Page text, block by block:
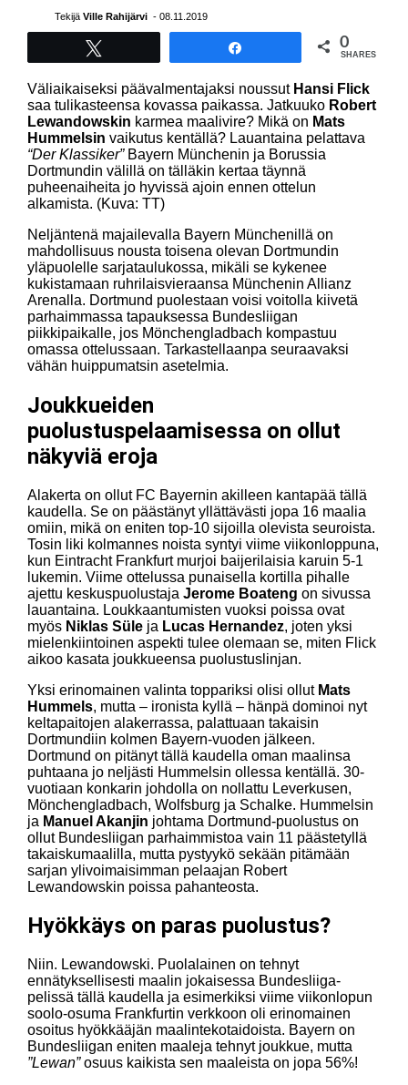
Tekijä Ville Rahijärvi - 08.11.2019
0
SHARES
Väliaikaiseksi päävalmentajaksi noussut Hansi Flick
saa tulikasteensa kovassa paikassa. Jatkuuko Robert
Lewandowskin karmea maalivire? Mikä on Mats
Hummelsin vaikutus kentällä? Lauantaina pelattava
“Der Klassiker”Bayern Münchenin ja Borussia
Dortmundin välillä on tälläkin kertaa täynnä
puheenaiheita jo hyvissä ajoin ennen ottelun
alkamista. (Kuva: TT)
Neljäntenä majailevalla Bayern Münchenillä on
mahdollisuus nousta toisena olevan Dortmundin
yläpuolelle sarjataulukossa, mikäli se kykenee
kukistamaan ruhrilaisvieraansa Münchenin Allianz
Arenalla. Dortmund puolestaan voisi voitolla kiivetä
parhaimmassa tapauksessa Bundesliigan
piikkipaikalle, jos Mönchengladbach kompastuu
omassa ottelussaan. Tarkastellaanpa seuraavaksi
vähän huippumatsin asetelmia.
Joukkueiden
puolustuspelaamisessa on ollut
näkyviä eroja
Alakerta on ollut FC Bayernin akilleen kantapää tällä
kaudella. Se on päästänyt yllättävästi jopa 16 maalia
omiin, mikä on eniten top-10 sijoilla olevista seuroista.
Tosin liki kolmannes noista syntyi viime viikonloppuna,
kun Eintracht Frankfurt murjoi baijerilaisia karuin 5-1
lukemin. Viime ottelussa punaisella kortilla pihalle
ajettu keskuspuolustaja Jerome Boateng on sivussa
lauantaina. Loukkaantumisten vuoksi poissa ovat
myös Niklas Süle ja Lucas Hernandez, joten yksi
mielenkiintoinen aspekti tulee olemaan se, miten Flick
aikoo kasata joukkueensa puolustuslinjan.
Yksi erinomainen valinta toppariksi olisi ollut Mats
Hummels, mutta – ironista kyllä – hänpä dominoi nyt
keltapaitojen alakerrassa, palattuaan takaisin
Dortmundiin kolmen Bayern-vuoden jälkeen.
Dortmund on pitänyt tällä kaudella oman maalinsa
puhtaana jo neljästi Hummelsin ollessa kentällä. 30-
vuotiaan konkarin johdolla on nollattu Leverkusen,
Mönchengladbach, Wolfsburg ja Schalke. Hummelsin
ja Manuel Akanjin johtama Dortmund-puolustus on
ollut Bundesliigan parhaimmistoa vain 11 päästetyllä
takaiskumaalilla, mutta pystyykö sekään pitämään
sarjan ylivoimaisimman pelaajan Robert
Lewandowskin poissa pahanteosta.
Hyökkäys on paras puolustus?
Niin. Lewandowski. Puolalainen on tehnyt
ennätyksellisesti maalin jokaisessa Bundesliiga-
pelissä tällä kaudella ja esimerkiksi viime viikonlopun
soolo-osuma Frankfurtin verkkoon oli erinomainen
osoitus hyökkääjän maalintekotaidoista. Bayern on
Bundesliigan eniten maaleja tehnyt joukkue, mutta
”Lewan”osuus kaikista sen maaleista on jopa 56%!